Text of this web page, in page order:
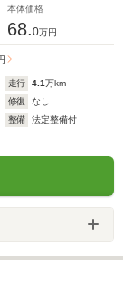
本体価格
68.0万円
走行 4.1万km
修復
なし
整備
法定整備付